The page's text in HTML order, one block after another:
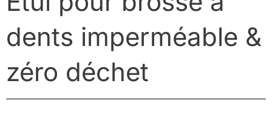
dents imperméable &
zéro déchet